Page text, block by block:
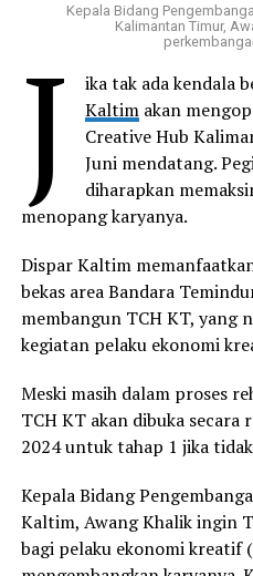
Kepala Bidang
Kalimantan Timur,
J
ika tak ada kendala
Kaltim akan
Creative Hub
Juni mendatang.
diharapkan
menopang karyanya.
Dispar Kaltim
bekas area Bandara
membangun TCH KT, yang
kegiatan pelaku ekonomi
Meski masih dalam proses
TCH KT akan dibuka secara
2024 untuk tahap 1 jika
Kepala Bidang
Kaltim, Awang Khalik ingin
bagi pelaku ekonomi kreatif